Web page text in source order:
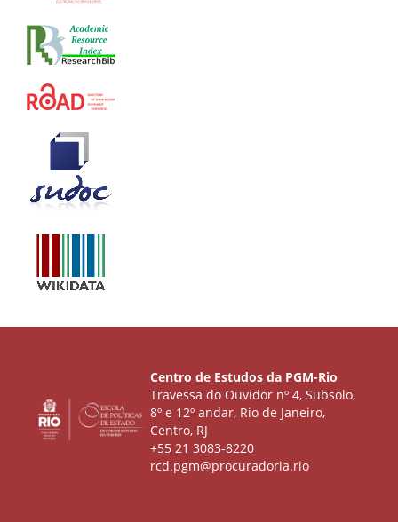
Centro de Estudos da PGM-Rio
Travessa do Ouvidor nº 4, Subsolo,
8º e 12º andar, Rio de Janeiro,
Centro, RJ
+55 21 3083-8220
rcd.pgm@procuradoria.rio